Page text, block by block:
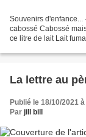
Souvenirs d'enfance...
cabossé Cabossé
ce litre de lait Lait
La lettre au
Publié le 18/10/2021
Par jill bill